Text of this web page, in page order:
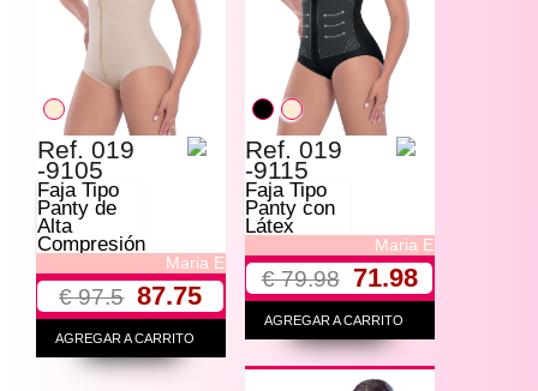
Ref. 019
-9105
Faja Tipo
Panty de
Alta
Compresión
Maria E
€ 97.5 87.75
AGREGAR A CARRITO
Ref. 019
-9115
Faja Tipo
Panty con
Látex
Maria E
€ 79.98 71.98
AGREGAR A CARRITO